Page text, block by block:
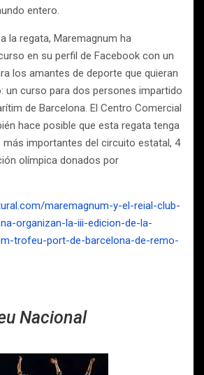
entero.
la regata, Maremagnum ha
en su perfil de Facebook con un
los amantes de deporte que quieran
un curso para dos persones impartido
de Barcelona. El Centro Comercial
hace posible que esta regata tenga
importantes del circuito estatal, 4
olímpica donados por
maremagnum-y-el-reial-club-
organizan-la-iii-edicion-de-la-
trofeu-port-de-barcelona-de-remo-
Nacional